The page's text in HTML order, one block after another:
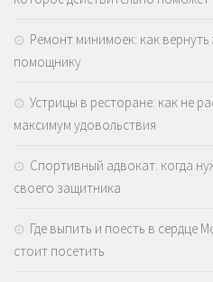
Ремонт минимоек: как
помощнику
Устрицы в ресторане: как не
максимум удовольствия
Спортивный адвокат: когда
своего защитника
Где выпить и поесть в сердце
стоит посетить